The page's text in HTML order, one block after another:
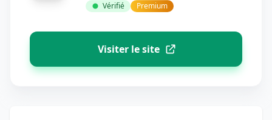
Vérifié Premium
Visiter le site